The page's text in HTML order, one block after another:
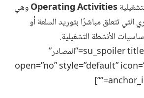
Operating Activitiesوهي
التي تتعلق مباشرًا بتوريد السلعة أو
الأنشطة التشغيلية.
[su_accordion][su_spoiler title=”المصادر”
open=”no” style=”default”